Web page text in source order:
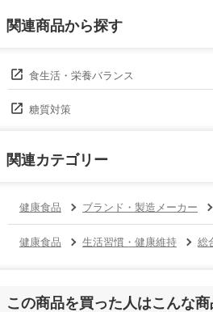
関連商品から探す
食生活・栄養バランス
糖質対策
関連カテゴリー
健康食品 ブランド・製造メーカー
健康食品 生活習慣・健康維持 総
この商品を買った人はこんな